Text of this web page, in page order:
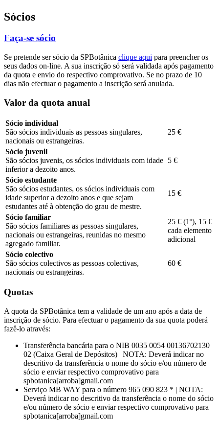
Sócios
Faça-se sócio
Se pretende ser sócio da SPBotânica clique aqui para preencher os
seus dados on-line. A sua inscrição só será validada após pagamento
da quota e envio do respectivo comprovativo. Se no prazo de 10
dias não efectuar o pagamento a inscrição será anulada.
Valor da quota anual
Sócio individual
São sócios individuais as pessoas singulares,
nacionais ou estrangeiras.
25 €
Sócio juvenil
São sócios juvenis, os sócios individuais com idade
inferior a dezoito anos.
5 €
Sócio estudante
São sócios estudantes, os sócios individuais com
idade superior a dezoito anos e que sejam
estudantes até à obtenção do grau de mestre.
15 €
Sócio familiar
São sócios familiares as pessoas singulares,
nacionais ou estrangeiras, reunidas no mesmo
agregado familiar.
25 € (1º), 15 €
cada elemento
adicional
Sócio colectivo
São sócios colectivos as pessoas colectivas,
nacionais ou estrangeiras.
60 €
Quotas
A quota da SPBotânica tem a validade de um ano após a data de
inscrição de sócio. Para efectuar o pagamento da sua quota poderá
fazê-lo através:
Transferência bancária para o NIB 0035 0054 00136702130
02 (Caixa Geral de Depósitos) | NOTA: Deverá indicar no
descritivo da transferência o nome do sócio e/ou número de
sócio e enviar respectivo comprovativo para
spbotanica[arroba]gmail.com
Serviço MB WAY para o número 965 090 823 * | NOTA:
Deverá indicar no descritivo da transferência o nome do sócio
e/ou número de sócio e enviar respectivo comprovativo para
spbotanica[arroba]gmail.com